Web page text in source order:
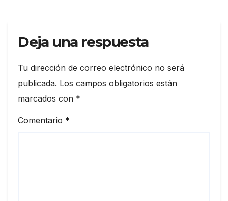
Deja una respuesta
Tu dirección de correo electrónico no será
publicada. Los campos obligatorios están
marcados con *
Comentario *